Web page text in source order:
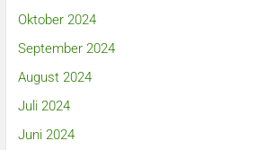
Oktober 2024
September 2024
August 2024
Juli 2024
Juni 2024